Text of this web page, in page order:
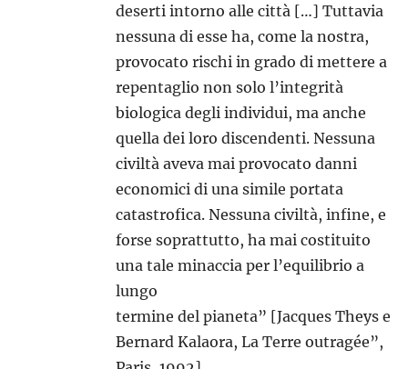
deserti intorno alle città […] Tuttavia
nessuna di esse ha, come la nostra,
provocato rischi in grado di mettere a
repentaglio non solo l’integrità
biologica degli individui, ma anche
quella dei loro discendenti. Nessuna
civiltà aveva mai provocato danni
economici di una simile portata
catastrofica. Nessuna civiltà, infine, e
forse soprattutto, ha mai costituito
una tale minaccia per l’equilibrio a
lungo
termine del pianeta” [Jacques Theys e
Bernard Kalaora, La Terre outragée”,